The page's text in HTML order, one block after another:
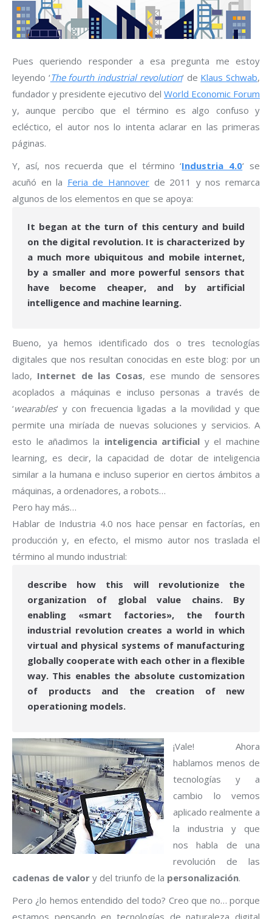
Pues queriendo responder a esa pregunta me estoy
leyendo ‘The fourth industrial revolution‘ de Klaus Schwab,
fundador y presidente ejecutivo del World Economic Forum
y, aunque percibo que el término es algo confuso y
ecléctico, el autor nos lo intenta aclarar en las primeras
páginas.
Y, así, nos recuerda que el término ‘Industria 4.0‘ se
acuñó en la Feria de Hannover de 2011 y nos remarca
algunos de los elementos en que se apoya:
It began at the turn of this century and build
on the digital revolution. It is characterized by
a much more ubiquitous and mobile internet,
by a smaller and more powerful sensors that
have become cheaper, and by artificial
intelligence and machine learning.
Bueno, ya hemos identificado dos o tres tecnologías
digitales que nos resultan conocidas en este blog: por un
lado, Internet de las Cosas, ese mundo de sensores
acoplados a máquinas e incluso personas a través de
‘wearables‘ y con frecuencia ligadas a la movilidad y que
permite una miríada de nuevas soluciones y servicios. A
esto le añadimos la inteligencia artificial y el machine
learning, es decir, la capacidad de dotar de inteligencia
similar a la humana e incluso superior en ciertos ámbitos a
máquinas, a ordenadores, a robots…
Pero hay más…
Hablar de Industria 4.0 nos hace pensar en factorías, en
producción y, en efecto, el mismo autor nos traslada el
término al mundo industrial:
describe how this will revolutionize the
organization of global value chains. By
enabling «smart factories», the fourth
industrial revolution creates a world in which
virtual and physical systems of manufacturing
globally cooperate with each other in a flexible
way. This enables the absolute customization
of products and the creation of new
operationing models.
¡Vale! Ahora
hablamos menos de
tecnologías y a
cambio lo vemos
aplicado realmente a
la industria y que
nos habla de una
revolución de las
cadenas de valor y del triunfo de la personalización.
Pero ¿lo hemos entendido del todo? Creo que no… porque